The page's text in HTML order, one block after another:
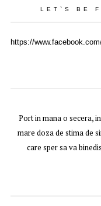
LET`S BE
https://
Port in mana o secera,
mare doza de stima de
care sper sa va